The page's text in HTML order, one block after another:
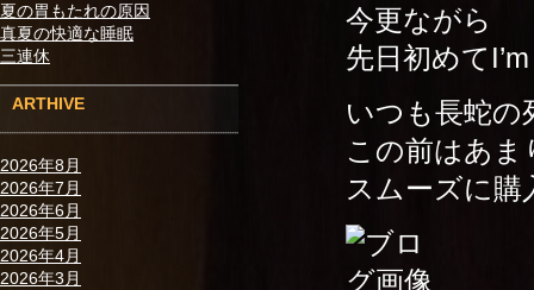
夏の胃もたれの原因
真夏の快適な睡眠
三連休
ARTHIVE
2026年8月
2026年7月
2026年6月
2026年5月
2026年4月
2026年3月
今更ながら
先日初めて
いつも長蛇の
この前はあ
スムーズに購